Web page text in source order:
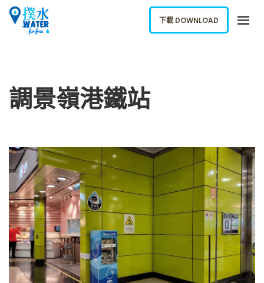
下載應用
網誌
ENGLISH
下載 DOWNLOAD
調景嶺港鐵站
下載 DOWNLOAD